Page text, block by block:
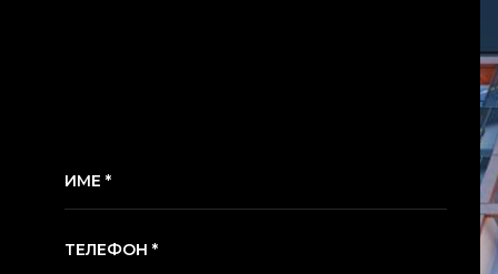
ИМЕ *
ТЕЛЕФОН *